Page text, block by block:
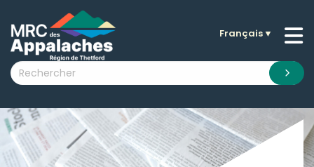
submenu (La MRC )
submenu (Citoyens )
submenu (Visiteurs )
submenu (Nouvelles )
Français▼